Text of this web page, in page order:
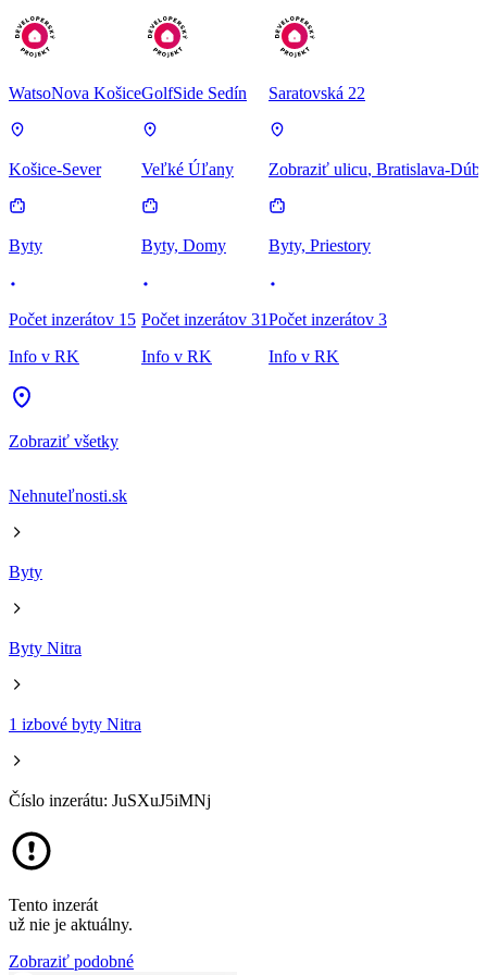
WatsoNova Košice
Košice-Sever
Byty
Počet inzerátov 15
Info v RK
GolfSide Sedín
Veľké Úľany
Byty, Domy
Počet inzerátov 31
Info v RK
Saratovská 22
Zobraziť ulicu, Bratislava-
Byty, Priestory
Počet inzerátov 3
Info v RK
Zobraziť všetky
Nehnuteľnosti.sk
Byty
Byty Nitra
1 izbové byty Nitra
Číslo inzerátu: JuSXuJ5iMNj
Tento inzerát
už nie je aktuálny.
Zobraziť podobné